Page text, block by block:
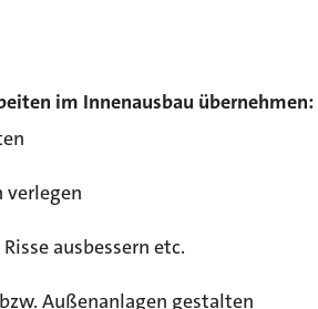
im Innenausbau übernehmen:
verlegen
ausbessern etc.
Außenanlagen gestalten